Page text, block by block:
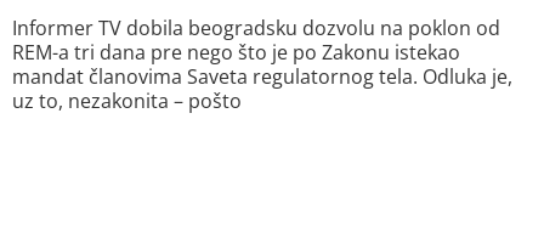
Informer TV dobila beogradsku dozvolu na poklon od
REM-a tri dana pre nego što je po Zakonu istekao
mandat članovima Saveta regulatornog tela. Odluka je,
uz to, nezakonita – pošto